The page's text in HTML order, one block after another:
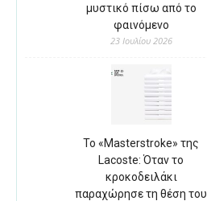
μυστικό πίσω από το
φαινόμενο
23 Ιουλίου 2026
Το «Masterstroke» της
Lacoste: Όταν το
κροκοδειλάκι
παραχώρησε τη θέση του